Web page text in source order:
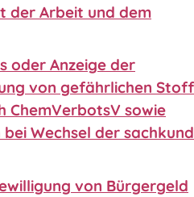
der Arbeit und dem
oder Anzeige der
von gefährlichen
ChemVerbotsV sowie
Wechsel der
von Bürgergeld